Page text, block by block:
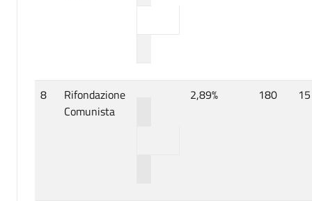
8
Rifondazione
Comunista
2,89% 180 15